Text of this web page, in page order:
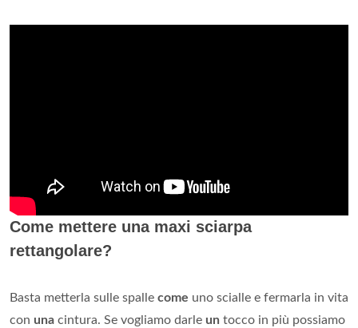
Come mettere una maxi sciarpa
rettangolare?
Basta metterla sulle spalle come uno scialle e fermarla in vita
con una cintura. Se vogliamo darle un tocco in più possiamo